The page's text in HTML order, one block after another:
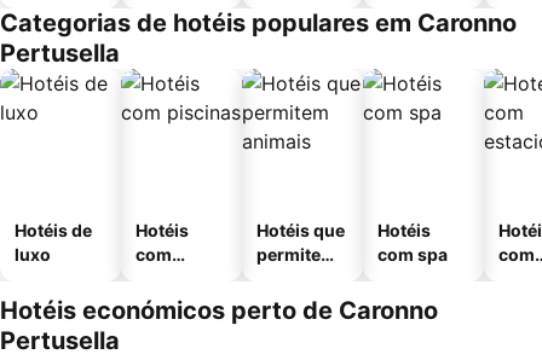
Categorias de hotéis populares em Caronno
Pertusella
Hotéis de
luxo
Hotéis
com
Hotéis que
permitem
Hotéis
com spa
com
Hotéis económicos perto de Caronno
Pertusella